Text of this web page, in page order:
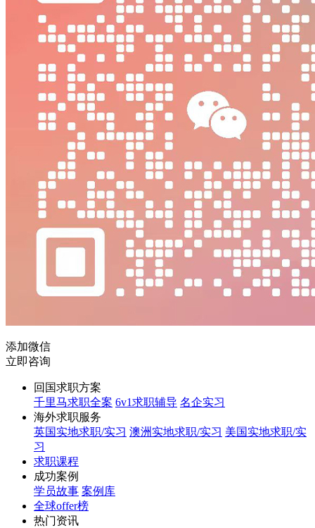
添加微信
立即咨询
回国求职方案
千里马求职全案 6v1求职辅导 名企实习
海外求职服务
英国实地求职/实习 澳洲实地求职/实习 美国实地求职/实
习
求职课程
成功案例
学员故事 案例库
全球offer榜
热门资讯